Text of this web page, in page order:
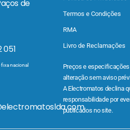
de
051
nacional
Termos e Condições
RMA
Livro de Reclamações
Preços e
alteração sem aviso
A Electromatos declina
responsabilidade por
publicados no site.